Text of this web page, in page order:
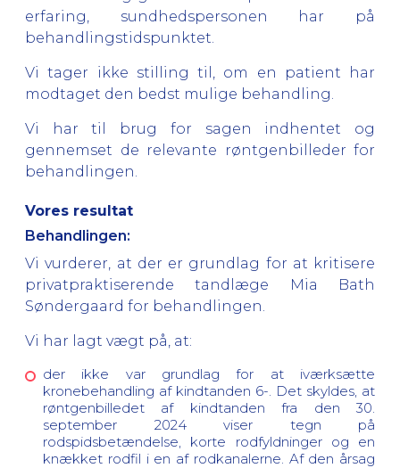
erfaring, sundhedspersonen har på
behandlingstidspunktet.
Vi tager ikke stilling til, om en patient har
modtaget den bedst mulige behandling.
Vi har til brug for sagen indhentet og
gennemset de relevante røntgenbilleder for
behandlingen.
Vores resultat
Behandlingen:
Vi vurderer, at der er grundlag for at kritisere
privatpraktiserende tandlæge Mia Bath
Søndergaard for behandlingen.
Vi har lagt vægt på, at:
der ikke var grundlag for at iværksætte
kronebehandling af kindtanden 6-. Det skyldes, at
røntgenbilledet af kindtanden fra den 30.
september 2024 viser tegn på
rodspidsbetændelse, korte rodfyldninger og en
knækket rodfil i en af rodkanalerne. Af den årsag